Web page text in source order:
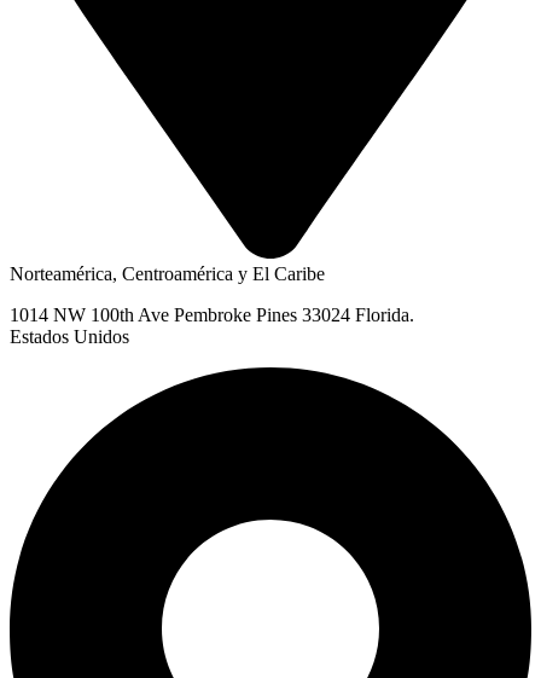
Norteamérica, Centroamérica y El Caribe
1014 NW 100th Ave Pembroke Pines 33024 Florida.
Estados Unidos